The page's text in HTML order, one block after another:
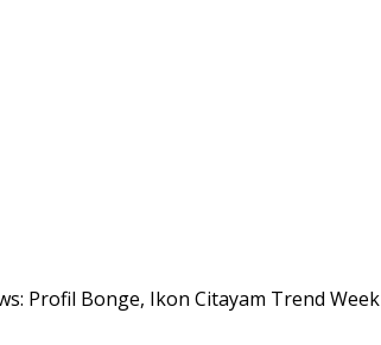
Profil Bonge, Ikon Citayam Trend Week